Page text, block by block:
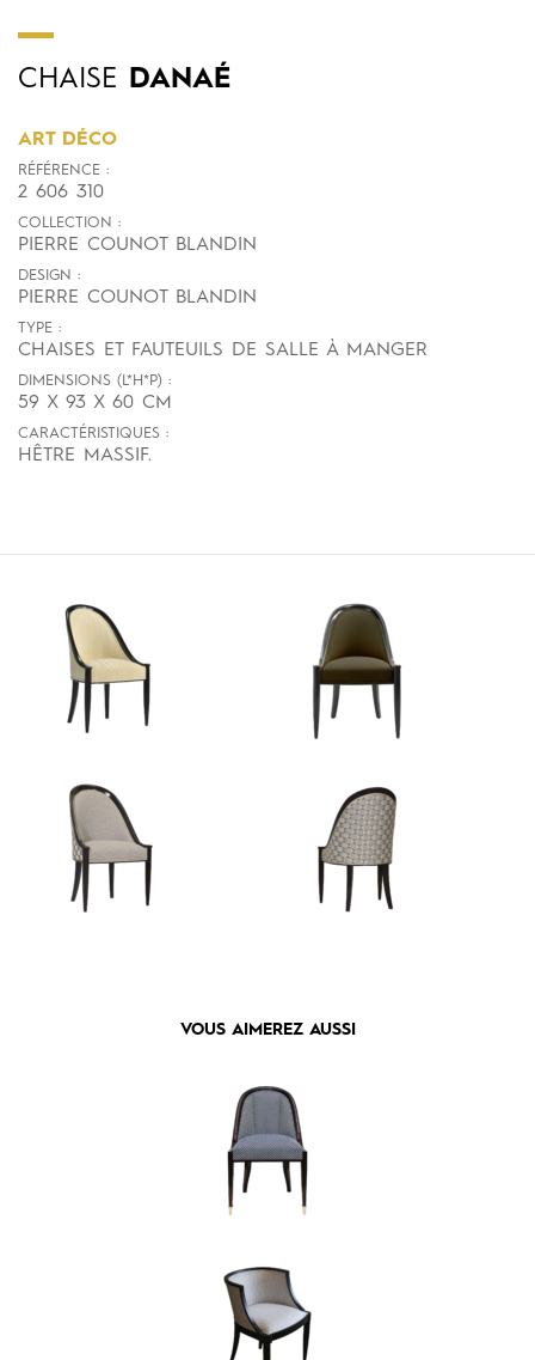
CHAISE DANAÉ
ART DÉCO
RÉFÉRENCE :
2 606 310
COLLECTION :
PIERRE COUNOT BLANDIN
DESIGN :
PIERRE COUNOT BLANDIN
TYPE :
CHAISES ET FAUTEUILS DE SALLE À MANGER
DIMENSIONS (L*H*P) :
59 X 93 X 60 CM
CARACTÉRISTIQUES :
HÊTRE MASSIF.
VOUS AIMEREZ AUSSI